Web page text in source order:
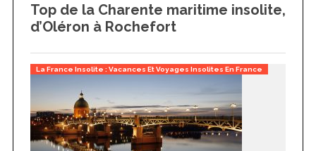
Top de la Charente maritime insolite,
d’Oléron à Rochefort
La France Insolite : Vacances Et Voyages Insolites En France